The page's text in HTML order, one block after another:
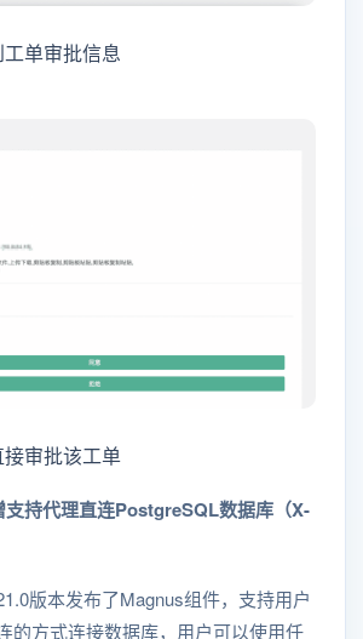
单审批信息
审批该工单
持代理直连PostgreSQL数据库（X-
版本发布了Magnus组件，支持用户
的方式连接数据库，用户可以使用任